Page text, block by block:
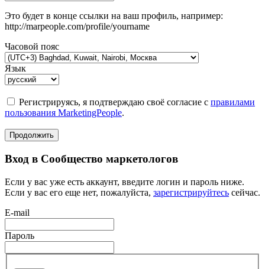
Это будет в конце ссылки на ваш профиль, например:
http://marpeople.com/profile/yourname
Часовой пояс
Язык
Регистрируясь, я подтверждаю своё согласие с правилами
пользования MarketingPeople.
Продолжить
Вход в Сообщество маркетологов
Если у вас уже есть аккаунт, введите логин и пароль ниже.
Если у вас его еще нет, пожалуйста, зарегистрируйтесь сейчас.
E-mail
Пароль